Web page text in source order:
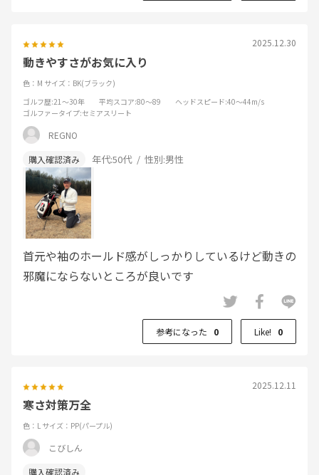
2025.12.30
動きやすさがお気に入り
色：M サイズ：BK(ブラック)
ゴルフ歴:21～30年 平均スコア:80～89 ヘッドスピード:40～44m/s
ゴルファータイプ:セミアスリート
REGNO
年代:50代 性別:男性
首元や袖のホールド感がしっかりしているけど動きの
邪魔にならないところが良いです
参考になった 0 Like! 0
2025.12.11
寒さ対策万全
色：L サイズ：PP(パープル)
こびしん